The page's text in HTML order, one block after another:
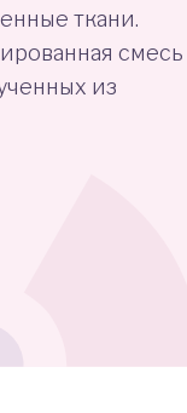
ткани.
смесь
из